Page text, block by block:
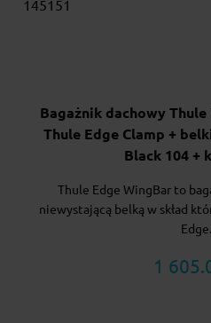
Bagażnik dachowy
Thule Edge Clamp +
Black 104 +
Thule Edge WingBar to
niewystającą belką w skład
1